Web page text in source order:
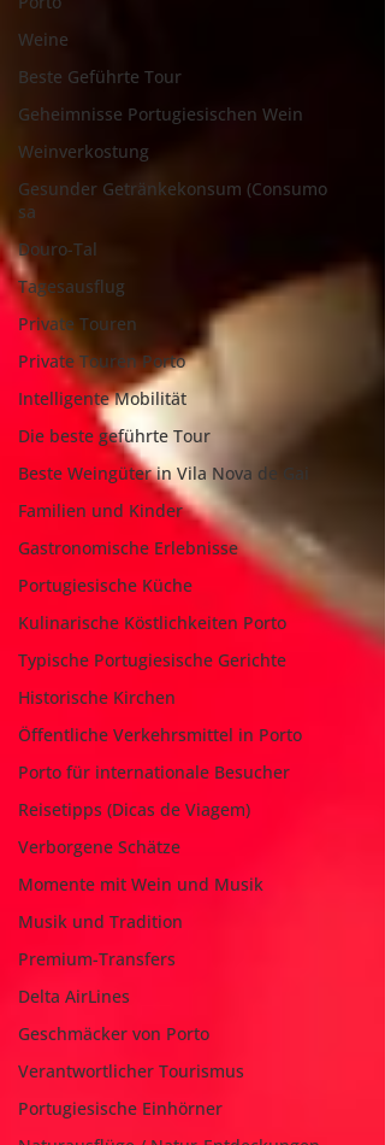
Weine
Beste Geführte Tour
Geheimnisse Portugiesischen Wein
Weinverkostung
Gesunder Getränkekonsum (Consumo
sa
Douro-Tal
Tagesausflug
Private Touren
Private Touren Porto
Intelligente Mobilität
Die beste geführte Tour
Beste Weingüter in Vila Nova de Gai
Familien und Kinder
Gastronomische Erlebnisse
Portugiesische Küche
Kulinarische Köstlichkeiten Porto
Typische Portugiesische Gerichte
Historische Kirchen
Öffentliche Verkehrsmittel in Porto
Porto für internationale Besucher
Reisetipps (Dicas de Viagem)
Verborgene Schätze
Momente mit Wein und Musik
Musik und Tradition
Premium-Transfers
Delta AirLines
Geschmäcker von Porto
Verantwortlicher Tourismus
Portugiesische Einhörner